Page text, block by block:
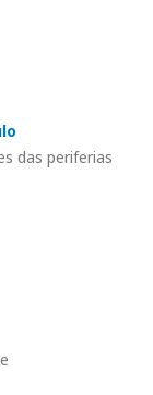
das periferias